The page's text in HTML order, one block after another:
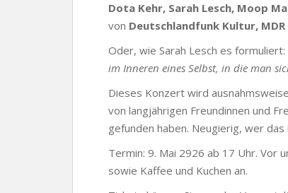
Dota Kehr, Sarah Lesch, Moop
von Deutschlandfunk Kultur,
Oder, wie Sarah Lesch es formuliert:
im Inneren eines Selbst, in die man
Dieses Konzert wird
von langjährigen Freundinnen und
gefunden haben. Neugierig, wer
Termin: 9. Mai 2926 ab 17 Uhr. Vor
sowie Kaffee und Kuchen an.